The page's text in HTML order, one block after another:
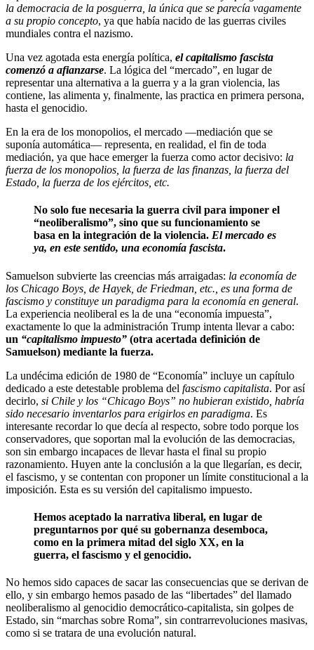
la democracia de la posguerra, la única que se parecía vagamente
a su propio concepto, ya que había nacido de las guerras civiles
mundiales contra el nazismo.
Una vez agotada esta energía política, el capitalismo fascista
comenzó a afianzarse. La lógica del “mercado”, en lugar de
representar una alternativa a la guerra y a la gran violencia, las
contiene, las alimenta y, finalmente, las practica en primera persona,
hasta el genocidio.
En la era de los monopolios, el mercado —mediación que se
suponía automática— representa, en realidad, el fin de toda
mediación, ya que hace emerger la fuerza como actor decisivo: la
fuerza de los monopolios, la fuerza de las finanzas, la fuerza del
Estado, la fuerza de los ejércitos, etc.
No solo fue necesaria la guerra civil para imponer el
“neoliberalismo”, sino que su funcionamiento se
basa en la integración de la violencia. El mercado es
ya, en este sentido, una economía fascista.
Samuelson subvierte las creencias más arraigadas: la economía de
los Chicago Boys, de Hayek, de Friedman, etc., es una forma de
fascismo y constituye un paradigma para la economía en general.
La experiencia neoliberal es la de una “economía impuesta”,
exactamente lo que la administración Trump intenta llevar a cabo:
un “capitalismo impuesto” (otra acertada definición de
Samuelson) mediante la fuerza.
La undécima edición de 1980 de “Economía” incluye un capítulo
dedicado a este detestable problema del fascismo capitalista. Por así
decirlo, si Chile y los “Chicago Boys” no hubieran existido, habría
sido necesario inventarlos para erigirlos en paradigma. Es
interesante recordar lo que decía al respecto, sobre todo porque los
conservadores, que soportan mal la evolución de las democracias,
son sin embargo incapaces de llevar hasta el final su propio
razonamiento. Huyen ante la conclusión a la que llegarían, es decir,
el fascismo, y se contentan con proponer un límite constitucional a la
imposición. Esta es su versión del capitalismo impuesto.
Hemos aceptado la narrativa liberal, en lugar de
preguntarnos por qué su gobernanza desemboca,
como en la primera mitad del siglo XX, en la
guerra, el fascismo y el genocidio.
No hemos sido capaces de sacar las consecuencias que se derivan de
ello, y sin embargo hemos pasado de las “libertades” del llamado
neoliberalismo al genocidio democrático-capitalista, sin golpes de
Estado, sin “marchas sobre Roma”, sin contrarrevoluciones masivas,
como si se tratara de una evolución natural.